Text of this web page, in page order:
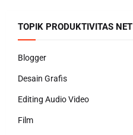
TOPIK PRODUKTIVITAS NET
Blogger
Desain Grafis
Editing Audio Video
Film